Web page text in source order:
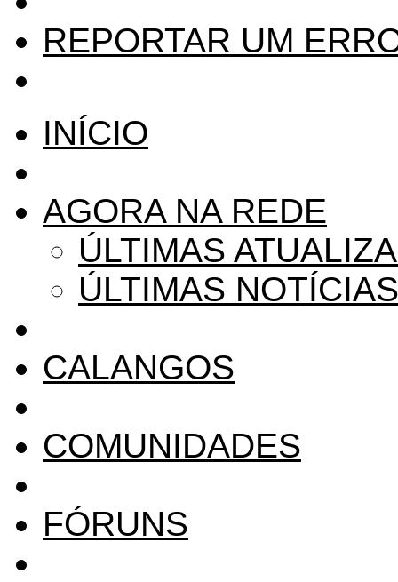
REPORTAR UM
INÍCIO
AGORA NA REDE
ÚLTIMAS
ÚLTIMAS NOTÍCIAS
CALANGOS
COMUNIDADES
FÓRUNS